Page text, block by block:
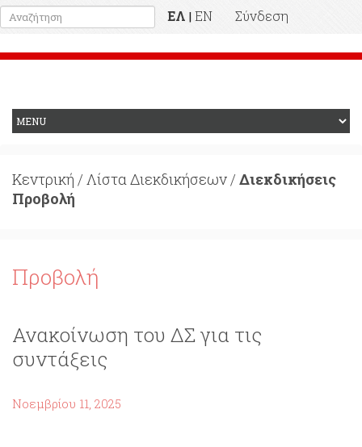
ΕΛ | EN
Σύνδεση
Κεντρική / Λίστα Διεκδικήσεων/ Διεκδικήσεις
Προβολή
Προβολή
Ανακοίνωση του ΔΣ για τις
συντάξεις
Νοεμβρίου 11, 2025